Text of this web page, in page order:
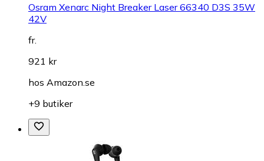
Osram Xenarc Night Breaker Laser 66340 D3S 35W
42V
fr.
921 kr
hos Amazon.se
+9 butiker